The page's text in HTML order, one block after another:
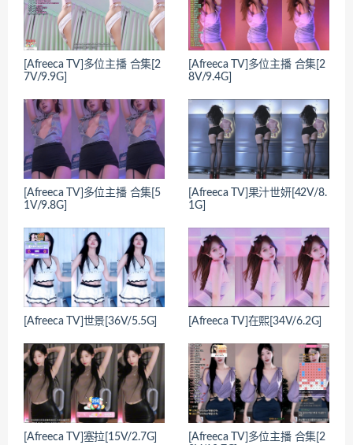
[Afreeca TV]多位主播 合集[2
7V/9.9G]
[Afreeca TV]多位主播 合集[2
8V/9.4G]
[Afreeca TV]多位主播 合集[5
1V/9.8G]
[Afreeca TV]果汁世妍[42V/8.
1G]
[Afreeca TV]世景[36V/5.5G] [Afreeca TV]在熙[34V/6.2G]
[Afreeca TV]塞拉[15V/2.7G]
[Afreeca TV]多位主播 合集[2